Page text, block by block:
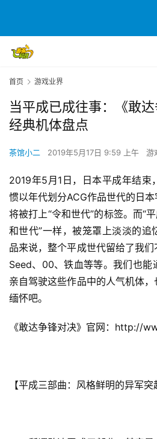
首页 游戏业界
当平成已成往事：《敢
经典机体盘点
茶馆小二 2019年5月17日 9:59 上午 游
2019年5月1日，日本平成年结束
惯以年代划分ACG作品世代的日
将被打上“令和世代”的标签。而“
和世代”一样，被笼罩上淡淡的追
品来说，整个平成世代留给了我们
Seed、00、铁血等等。我们也能
亲自驾驶这些作品中的人气机体
缅怀吧。
《敢达争锋对决》官网：http://
【平成三部曲：风格鲜明的异军突